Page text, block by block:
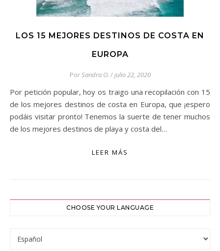
LOS 15 MEJORES DESTINOS DE COSTA EN
EUROPA
PorSandra O. /julio 22, 2020
Por petición popular, hoy os traigo una recopilación con 15
de los mejores destinos de costa en Europa, que ¡espero
podáis visitar pronto! Tenemos la suerte de tener muchos
de los mejores destinos de playa y costa del…
LEER MÁS
CHOOSE YOUR LANGUAGE